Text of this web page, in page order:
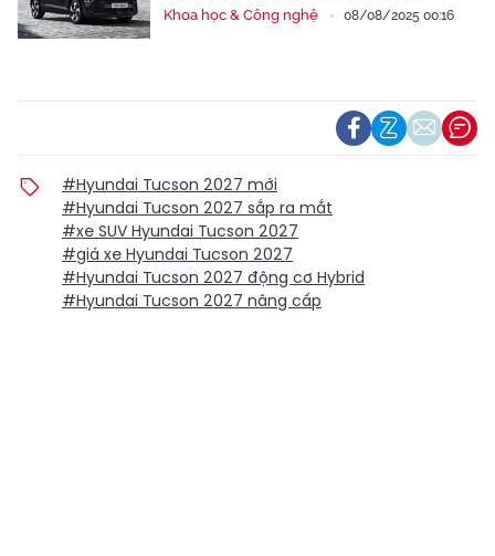
Khoa học & Công nghệ 08/08/2025 00:16
#Hyundai Tucson 2027 mới
#Hyundai Tucson 2027 sắp ra mắt
#xe SUV Hyundai Tucson 2027
#giá xe Hyundai Tucson 2027
#Hyundai Tucson 2027 động cơ Hybrid
#Hyundai Tucson 2027 nâng cấp